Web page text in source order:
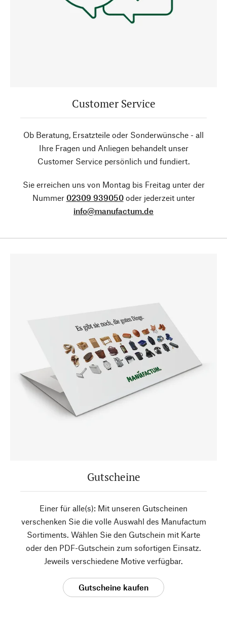
Customer Service
Ob Beratung, Ersatzteile oder Sonderwünsche - all
Ihre Fragen und Anliegen behandelt unser
Customer Service persönlich und fundiert.
Sie erreichen uns von Montag bis Freitag unter der
Nummer 02309 939050oder jederzeit unter
info@manufactum.de
Gutscheine
Einer für alle(s): Mit unseren Gutscheinen
verschenken Sie die volle Auswahl des Manufactum
Sortiments. Wählen Sie den Gutschein mit Karte
oder den PDF-Gutschein zum sofortigen Einsatz.
Jeweils verschiedene Motive verfügbar.
Gutscheine kaufen